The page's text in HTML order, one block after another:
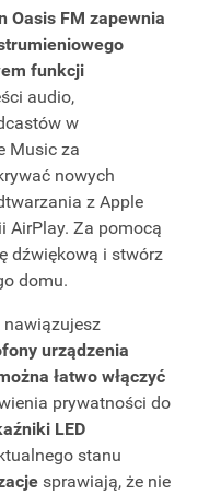
Oasis FM zapewnia
funkcji
audio,
w
Music za
nowych
z Apple
AirPlay. Za pomocą
dźwiękową i stwórz
domu.
nawiązujesz
urządzenia
łatwo włączyć
prywatności do
LED
stanu
sprawiają, że nie